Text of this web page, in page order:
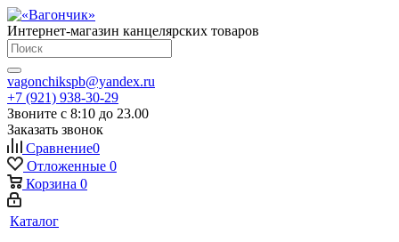
Интернет-магазин канцелярских товаров
vagonchikspb@yandex.ru
+7 (921) 938-30-29
Звоните с 8:10 до 23.00
Заказать звонок
Сравнение0
Отложенные 0
Корзина 0
Каталог